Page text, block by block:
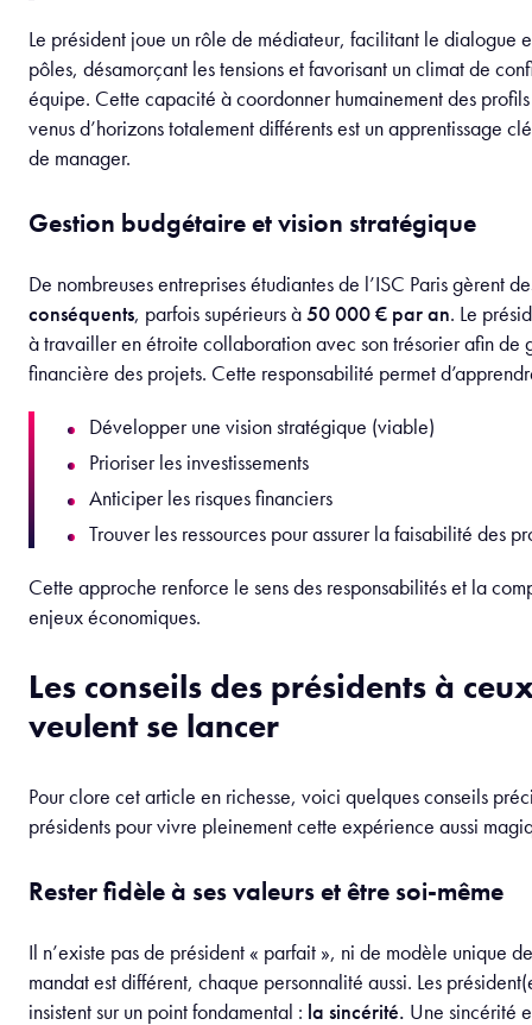
prestataire. Cela m’a appris à garder mon calme et à
rapidement. »
Ces situations renforcent l’agilité et la capacité à gérer la
Les compétences développées et
relevés grâce à la présidence
Comme déjà énoncé, la présidence d’une Entreprise
constitue une expérience professionnalisante de premier
souvent comparable à la gestion d’un projet entrepreneurial
Être président, c’est apprendre à piloter une véritable
à faire des choix structurants
Évoluer dans un environnement bénévole, où
central.
Ce tout nouveau type de responsabilité, pour la majorité de
permet de développer des compétences transversales
recherchées dans le monde professionnel et de se découvrir,
Organisation, gestion de projet et prise de
Le rôle de président exige une organisation rigoureuse et
Ilona Simian: « L’un des plus grands défis a été de
composée à 80 % d’alternants. Cela m’a obligée à